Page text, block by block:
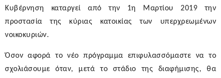
Κυβέρνηση καταργεί από την 1η
Μαρτίου 2019 την
προστασία της κύριας κατοικίας των υπερχρεωμένων
νοικοκυριών.
Όσον αφορά το νέο πρόγραμμα επιφυλασσόμαστε να το
σχολιάσουμε όταν, μετά το στάδιο της διαφήμισης, θα